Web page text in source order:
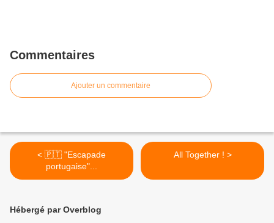
Commentaires
Ajouter un commentaire
< 🇵🇹 "Escapade
portugaise"...
All Together ! >
Hébergé par Overblog